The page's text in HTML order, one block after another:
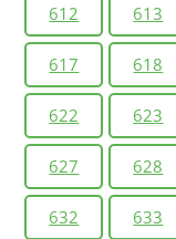
612 613
617 618
622 623
627 628
632 633